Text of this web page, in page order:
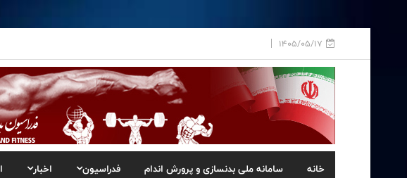
1405/05/17
خانه سامانه ملی بدنسازی و پرورش اندام فدراسیون اخبار